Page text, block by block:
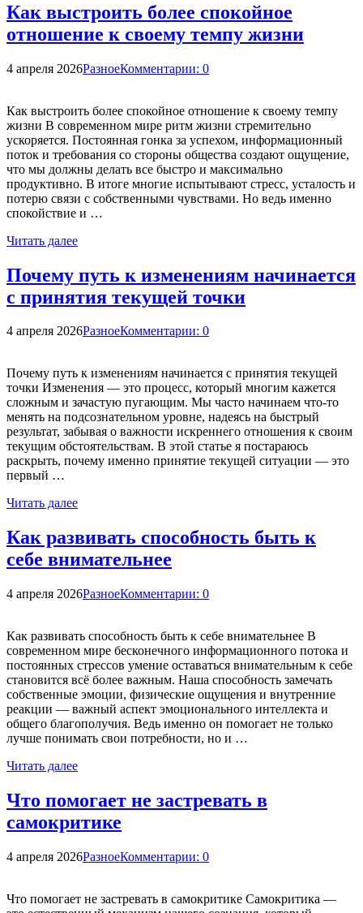
Как выстроить более спокойное
отношение к своему темпу жизни
4 апреля 2026РазноеКомментарии: 0
Как выстроить более спокойное отношение к своему темпу
жизни В современном мире ритм жизни стремительно
ускоряется. Постоянная гонка за успехом, информационный
поток и требования со стороны общества создают ощущение,
что мы должны делать все быстро и максимально
продуктивно. В итоге многие испытывают стресс, усталость и
потерю связи с собственными чувствами. Но ведь именно
спокойствие и …
Читать далее
Почему путь к изменениям начинается
с принятия текущей точки
4 апреля 2026РазноеКомментарии: 0
Почему путь к изменениям начинается с принятия текущей
точки Изменения — это процесс, который многим кажется
сложным и зачастую пугающим. Мы часто начинаем что-то
менять на подсознательном уровне, надеясь на быстрый
результат, забывая о важности искреннего отношения к своим
текущим обстоятельствам. В этой статье я постараюсь
раскрыть, почему именно принятие текущей ситуации — это
первый …
Читать далее
Как развивать способность быть к
себе внимательнее
4 апреля 2026РазноеКомментарии: 0
Как развивать способность быть к себе внимательнее В
современном мире бесконечного информационного потока и
постоянных стрессов умение оставаться внимательным к себе
становится всё более важным. Наша способность замечать
собственные эмоции, физические ощущения и внутренние
реакции — важный аспект эмоционального интеллекта и
общего благополучия. Ведь именно он помогает не только
лучше понимать свои потребности, но и …
Читать далее
Что помогает не застревать в
самокритике
4 апреля 2026РазноеКомментарии: 0
Что помогает не застревать в самокритике Самокритика —